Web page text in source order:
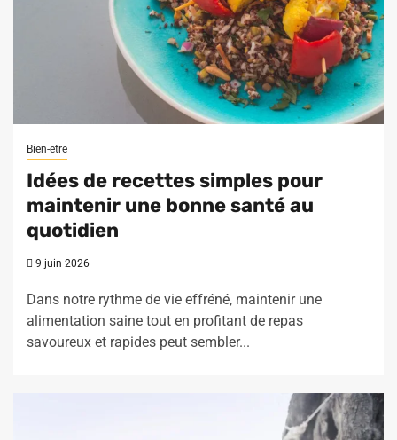
Bien-etre
Idées de recettes simples pour
maintenir une bonne santé au
quotidien
9 juin 2026
Dans notre rythme de vie effréné, maintenir une
alimentation saine tout en profitant de repas
savoureux et rapides peut sembler...